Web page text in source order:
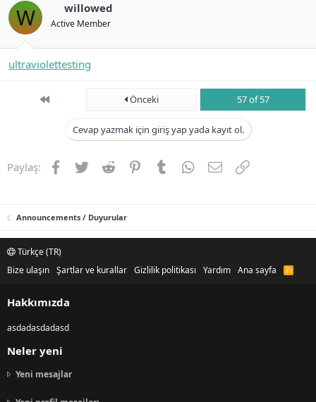
W willowed
Active Member
ultraviolettesting
First Önceki 57 of 57
Cevap yazmak için giriş yap yada kayıt ol.
Paylaş: Facebook
TwitterReddit PinterestTumblrWhatsApp
E-postaLink
Announcements / Duyurular
Türkçe (TR)
Bize ulaşın Şartlar ve kurallar Gizlilik politikası Yardım Ana sayfa
R
Hakkımızda
asdadasdadasd
Neler yeni
Yeni mesajlar